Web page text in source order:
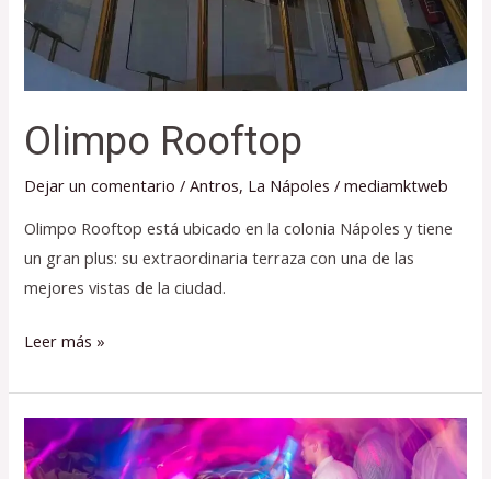
Olimpo Rooftop
Dejar un comentario /Antros, La Nápoles /mediamktweb
Olimpo Rooftop está ubicado en la colonia Nápoles y tiene
un gran plus: su extraordinaria terraza con una de las
mejores vistas de la ciudad.
Leer más »
Bombay